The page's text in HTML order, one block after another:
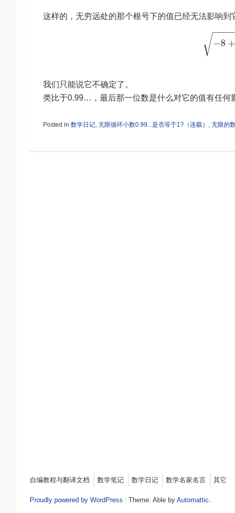
这样的，无穷远处的那个根号下的值已经无法影响
−8 +
−−−
√
我们只能说它不确定了。
类比于0.99…，最后那一位数是什么对它的值有任何
Posted in 数学日记, 无限循环小数0.99...是否等于1?（连载） , 无限的
Menu
自编教程与翻译文档 数学笔记 数学日记 数学名家名言 其它
Proudly powered by WordPress Theme: Able by Automattic.